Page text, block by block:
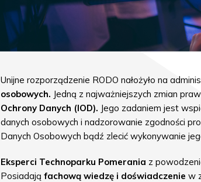
Unijne rozporządzenie RODO nałożyło na
osobowych. Jedną z najważniejszych zmian
Ochrony Danych (IOD). Jego zadaniem jest
danych osobowych i nadzorowanie zgodności
Danych Osobowych bądź zlecić wykonywanie
Eksperci Technoparku Pomerania z
Posiadają fachową wiedzę i doświadczenie w